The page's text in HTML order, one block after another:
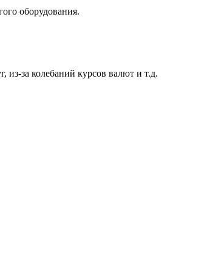
оборудования.
за колебаний курсов валют и т.д.